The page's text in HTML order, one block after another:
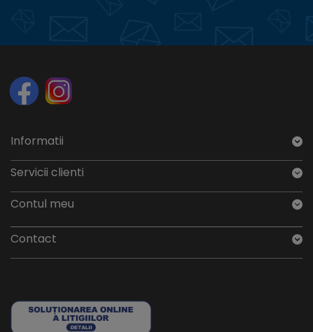
Informatii
Servicii clienti
Contul meu
Contact